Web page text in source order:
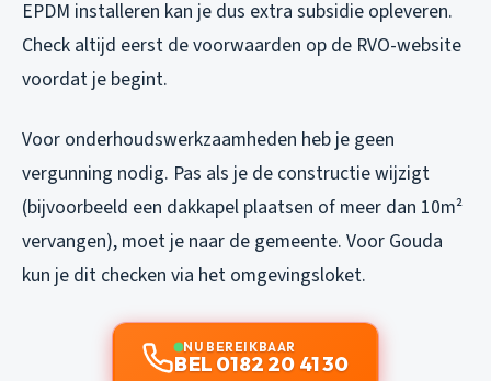
EPDM installeren kan je dus extra subsidie opleveren.
Check altijd eerst de voorwaarden op de RVO-website
voordat je begint.
Voor onderhoudswerkzaamheden heb je geen
vergunning nodig. Pas als je de constructie wijzigt
(bijvoorbeeld een dakkapel plaatsen of meer dan 10m²
vervangen), moet je naar de gemeente. Voor Gouda
kun je dit checken via het omgevingsloket.
NU BEREIKBAAR
BEL 0182 20 41 30